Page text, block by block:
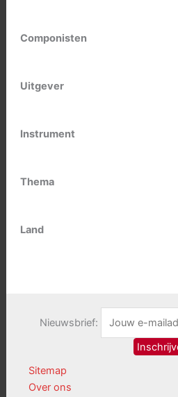
Componisten
Uitgever
Instrument
Thema
Land
Nieuwsbrief:
Sitemap
Over ons